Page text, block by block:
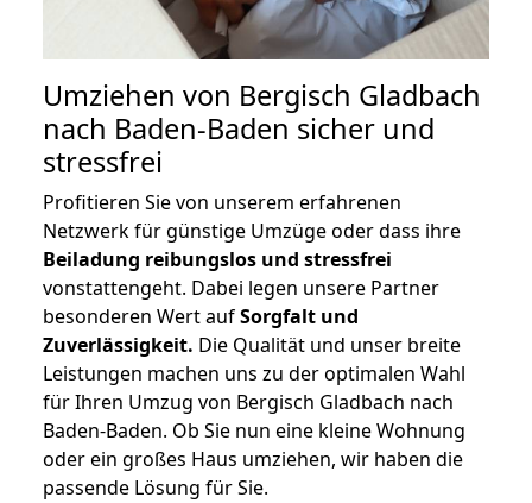
Umziehen von Bergisch Gladbach
nach Baden-Baden sicher und
stressfrei
Profitieren Sie von unserem erfahrenen
Netzwerk für günstige Umzüge oder dass ihre
Beiladung reibungslos und stressfrei
vonstattengeht. Dabei legen unsere Partner
besonderen Wert aufSorgfalt und
Zuverlässigkeit. Die Qualität und unser breite
Leistungen machen uns zu der optimalen Wahl
für Ihren Umzug von Bergisch Gladbach nach
Baden-Baden. Ob Sie nun eine kleine Wohnung
oder ein großes Haus umziehen, wir haben die
passende Lösung für Sie.